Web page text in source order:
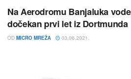
Na Aerodromu Banjaluka
dočekan prvi let iz Dortmunda
OD MICRO MREŽA 03.06.2021.